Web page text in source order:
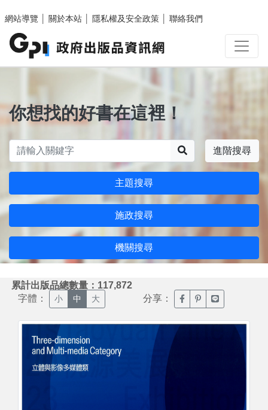
網站導覽
關於本站 隱私權及安全政策 聯絡我們
你想找的好書在這裡！
進階搜尋
主題搜尋
施政搜尋
機關搜尋
累計出版品總數量：117,872
字體： 小 中 大 分享： 臉書分享(另開新視窗)
噗浪分享(另開新
Line分享(另